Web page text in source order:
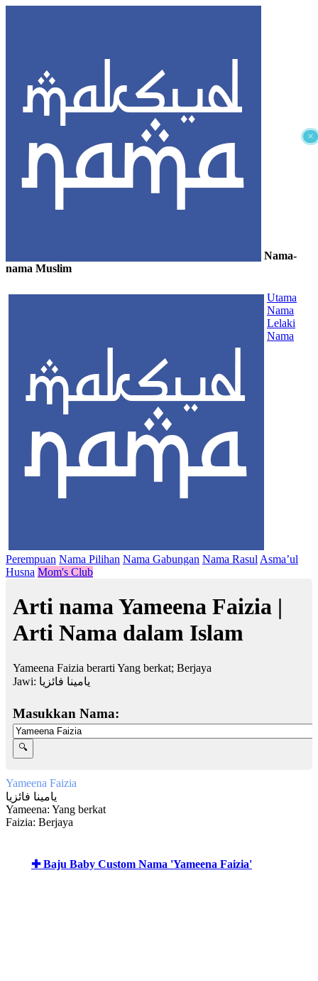
×
Nama-
nama Muslim
Utama
Nama
Lelaki
Nama
Perempuan Nama Pilihan Nama Gabungan Nama Rasul Asma’ul
Husna Mom's Club
Arti nama Yameena Faizia |
Arti Nama dalam Islam
Yameena Faizia berarti Yang berkat; Berjaya
Jawi: يامينا فائزيا
Masukkan Nama:
Yameena Faizia
يامينا فائزيا
Yameena: Yang berkat
Faizia: Berjaya
✚ Baju Baby Custom Nama 'Yameena Faizia'